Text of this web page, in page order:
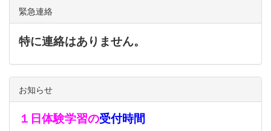
緊急連絡
特に連絡はありません。
お知らせ
１日体験学習の受付時間